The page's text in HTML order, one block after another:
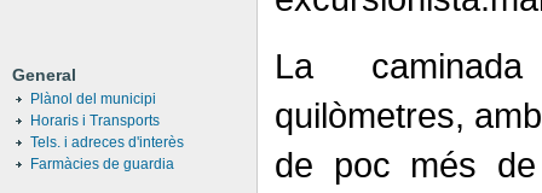
General
Plànol del municipi
Horaris i Transports
Tels. i adreces d'interès
Farmàcies de guardia
La
quilòmetres,
de poc més